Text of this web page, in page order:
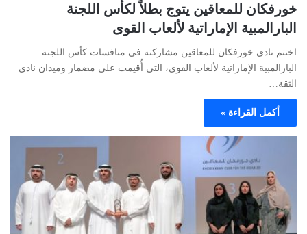
خورفكان للمعاقين يتوج بطلاً لكأس اللجنة
البارالمبية الإماراتية لألعاب القوى
اختتم نادي خورفكان للمعاقين مشاركته في منافسات كأس اللجنة
البارالمبية الإماراتية لألعاب القوى، التي أُقيمت على مضمار وميدان نادي
الثقة…
أكمل القراءة »